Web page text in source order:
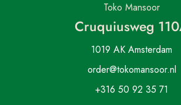
Toko Mansoor
Cruquiusweg
1019 AK Amsterdam
order@tokomansoor.nl
+316 50 92 35 71